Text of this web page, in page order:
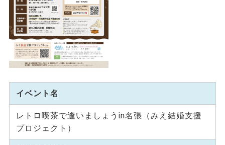
イベント名
レトロ喫茶で逢いましょうin名張（みえ結婚支援
プロジェクト）